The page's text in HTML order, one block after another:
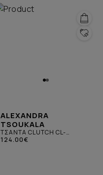
ALEXANDRA
TSOUKALA
ΤΣΑΝΤΑ CLUTCH CL-
ΜΠΟΡΝΤΟ
124.00€